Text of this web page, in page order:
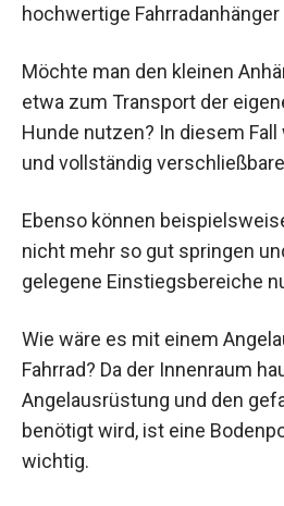
hochwertige
Möchte man den kleinen
etwa zum Transport der
Hunde nutzen? In diesem
und vollständig
Ebenso können
nicht mehr so gut springen
gelegene Einstiegsbereiche
Wie wäre es mit einem
Fahrrad? Da der Innenraum
Angelausrüstung und den
benötigt wird, ist eine
wichtig.